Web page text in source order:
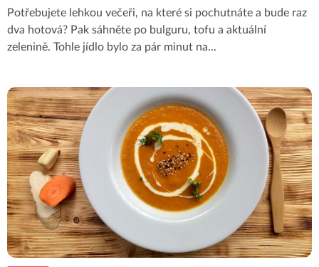
Potřebujete lehkou večeři, na které si pochutnáte a bude raz
dva hotová? Pak sáhněte po bulguru, tofu a aktuální
zelenině. Tohle jídlo bylo za pár minut na...